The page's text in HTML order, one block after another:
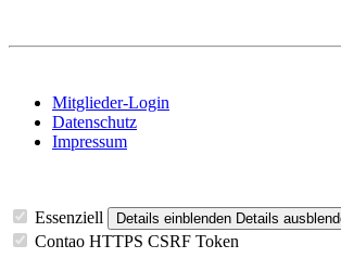
Mitglieder-Login
Datenschutz
Impressum
Essenziell Details einblenden Details
Contao HTTPS CSRF Token